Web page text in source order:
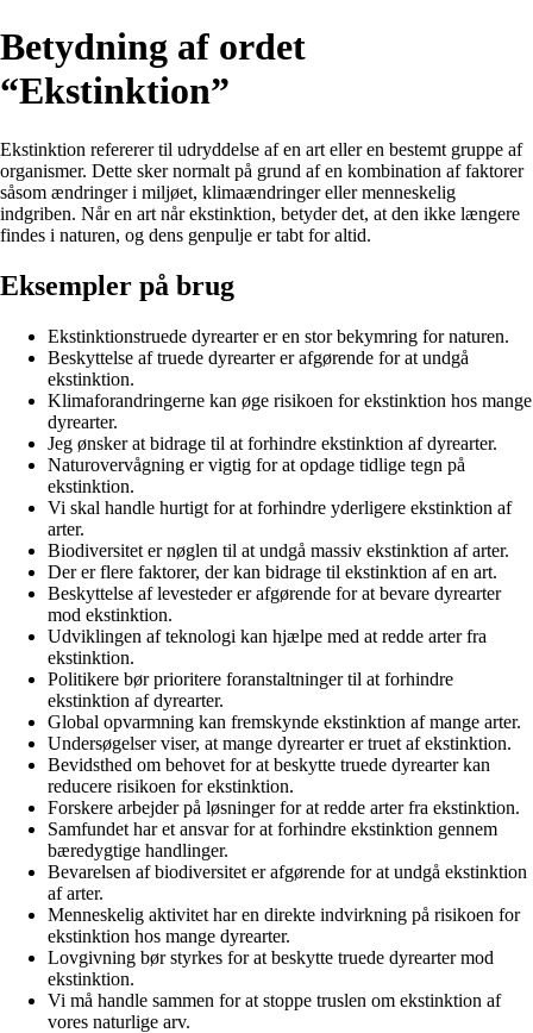
Betydning af ordet
“Ekstinktion”
Ekstinktion refererer til udryddelse af en art eller en bestemt gruppe af
organismer. Dette sker normalt på grund af en kombination af faktorer
såsom ændringer i miljøet, klimaændringer eller menneskelig
indgriben. Når en art når ekstinktion, betyder det, at den ikke længere
findes i naturen, og dens genpulje er tabt for altid.
Eksempler på brug
Ekstinktionstruede dyrearter er en stor bekymring for naturen.
Beskyttelse af truede dyrearter er afgørende for at undgå
ekstinktion.
Klimaforandringerne kan øge risikoen for ekstinktion hos mange
dyrearter.
Jeg ønsker at bidrage til at forhindre ekstinktion af dyrearter.
Naturovervågning er vigtig for at opdage tidlige tegn på
ekstinktion.
Vi skal handle hurtigt for at forhindre yderligere ekstinktion af
arter.
Biodiversitet er nøglen til at undgå massiv ekstinktion af arter.
Der er flere faktorer, der kan bidrage til ekstinktion af en art.
Beskyttelse af levesteder er afgørende for at bevare dyrearter
mod ekstinktion.
Udviklingen af ​​teknologi kan hjælpe med at redde arter fra
ekstinktion.
Politikere bør prioritere foranstaltninger til at forhindre
ekstinktion af dyrearter.
Global opvarmning kan fremskynde ekstinktion af mange arter.
Undersøgelser viser, at mange dyrearter er truet af ekstinktion.
Bevidsthed om behovet for at beskytte truede dyrearter kan
reducere risikoen for ekstinktion.
Forskere arbejder på løsninger for at redde arter fra ekstinktion.
Samfundet har et ansvar for at forhindre ekstinktion gennem
bæredygtige handlinger.
Bevarelsen af biodiversitet er afgørende for at undgå ekstinktion
af arter.
Menneskelig aktivitet har en direkte indvirkning på risikoen for
ekstinktion hos mange dyrearter.
Lovgivning bør styrkes for at beskytte truede dyrearter mod
ekstinktion.
Vi må handle sammen for at stoppe truslen om ekstinktion af
vores naturlige arv.